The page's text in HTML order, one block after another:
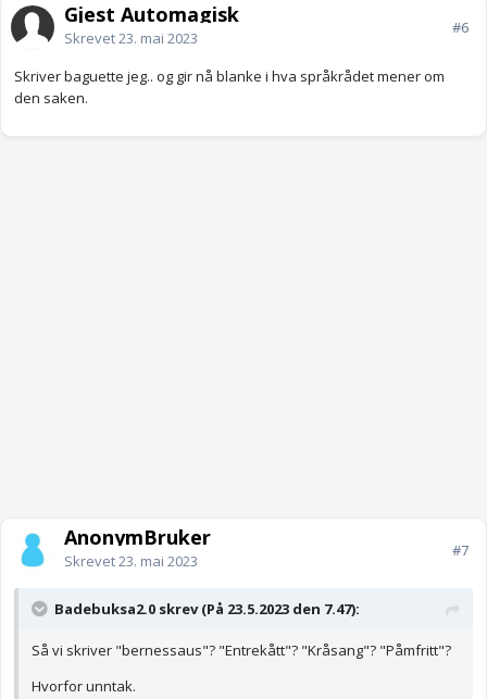
Gjest Automagisk
Skrevet23. mai 2023
#6
Skriver baguette jeg.. og gir nå blanke i hva språkrådet mener om
den saken.
AnonymBruker
Skrevet23. mai 2023
#7
Badebuksa2.0 skrev (På 23.5.2023 den 7.47):
Så vi skriver "bernessaus"? "Entrekått"? "Kråsang"? "Påmfritt"?
Hvorfor unntak.